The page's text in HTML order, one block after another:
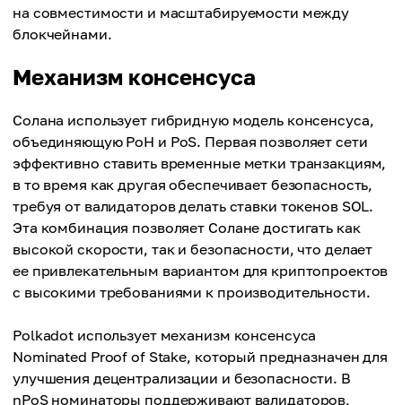
на совместимости и масштабируемости между
блокчейнами.
Механизм консенсуса
Солана использует гибридную модель консенсуса,
объединяющую PoH и PoS. Первая позволяет сети
эффективно ставить временные метки транзакциям,
в то время как другая обеспечивает безопасность,
требуя от валидаторов делать ставки токенов SOL.
Эта комбинация позволяет Солане достигать как
высокой скорости, так и безопасности, что делает
ее привлекательным вариантом для криптопроектов
с высокими требованиями к производительности.
Polkadot использует механизм консенсуса
Nominated Proof of Stake, который предназначен для
улучшения децентрализации и безопасности. В
nPoS номинаторы поддерживают валидаторов,